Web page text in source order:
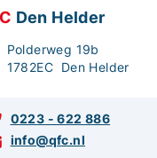
Den Helder
Polderweg 19b
1782EC Den Helder
0223 - 622 886
info@qfc.nl